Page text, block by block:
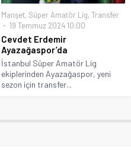
Manşet, Süper Amatör Lig, Transfer
19 Temmuz 2024 10:00
Cevdet Erdemir
Ayazağaspor’da
İstanbul Süper Amatör Lig
ekiplerinden Ayazağaspor, yeni
sezon için transfer...